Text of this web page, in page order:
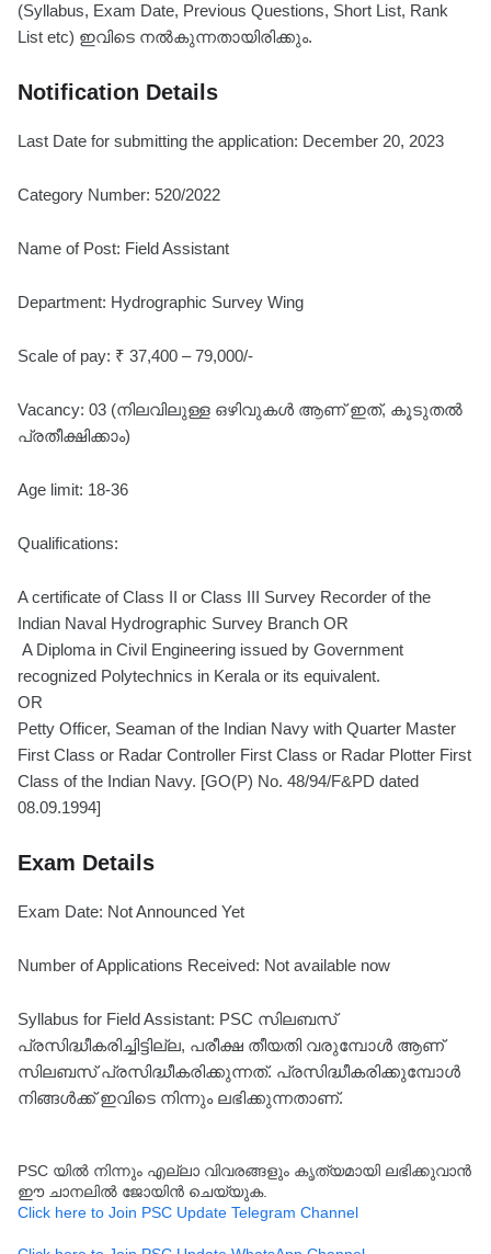
(Syllabus, Exam Date, Previous Questions, Short List, Rank
List etc) ഇവിടെ നൽകുന്നതായിരിക്കും.
Notification Details
Last Date for submitting the application: December 20, 2023
Category Number: 520/2022
Name of Post: Field Assistant
Department: Hydrographic Survey Wing
Scale of pay: ₹ 37,400 – 79,000/-
Vacancy: 03 (നിലവിലുള്ള ഒഴിവുകൾ ആണ് ഇത്, കൂടുതൽ
പ്രതീക്ഷിക്കാം)
Age limit: 18-36
Qualifications:
A certificate of Class II or Class III Survey Recorder of the
Indian Naval Hydrographic Survey Branch OR
A Diploma in Civil Engineering issued by Government
recognized Polytechnics in Kerala or its equivalent.
OR
Petty Officer, Seaman of the Indian Navy with Quarter Master
First Class or Radar Controller First Class or Radar Plotter First
Class of the Indian Navy. [GO(P) No. 48/94/F&PD dated
08.09.1994]
Exam Details
Exam Date: Not Announced Yet
Number of Applications Received: Not available now
Syllabus for Field Assistant: PSC സിലബസ്
പ്രസിദ്ധീകരിച്ചിട്ടില്ല, പരീക്ഷ തീയതി വരുമ്പോൾ ആണ്
സിലബസ് പ്രസിദ്ധീകരിക്കുന്നത്. പ്രസിദ്ധീകരിക്കുമ്പോൾ
നിങ്ങൾക്ക് ഇവിടെ നിന്നും ലഭിക്കുന്നതാണ്.
PSC യിൽ നിന്നും എല്ലാ വിവരങ്ങളും കൃത്യമായി ലഭിക്കുവാൻ
ഈ ചാനലിൽ ജോയിൻ ചെയ്യുക.
Click here to Join PSC Update Telegram Channel